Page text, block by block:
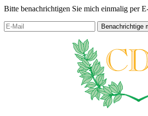
Bitte benachrichtigen Sie mich einmalig per